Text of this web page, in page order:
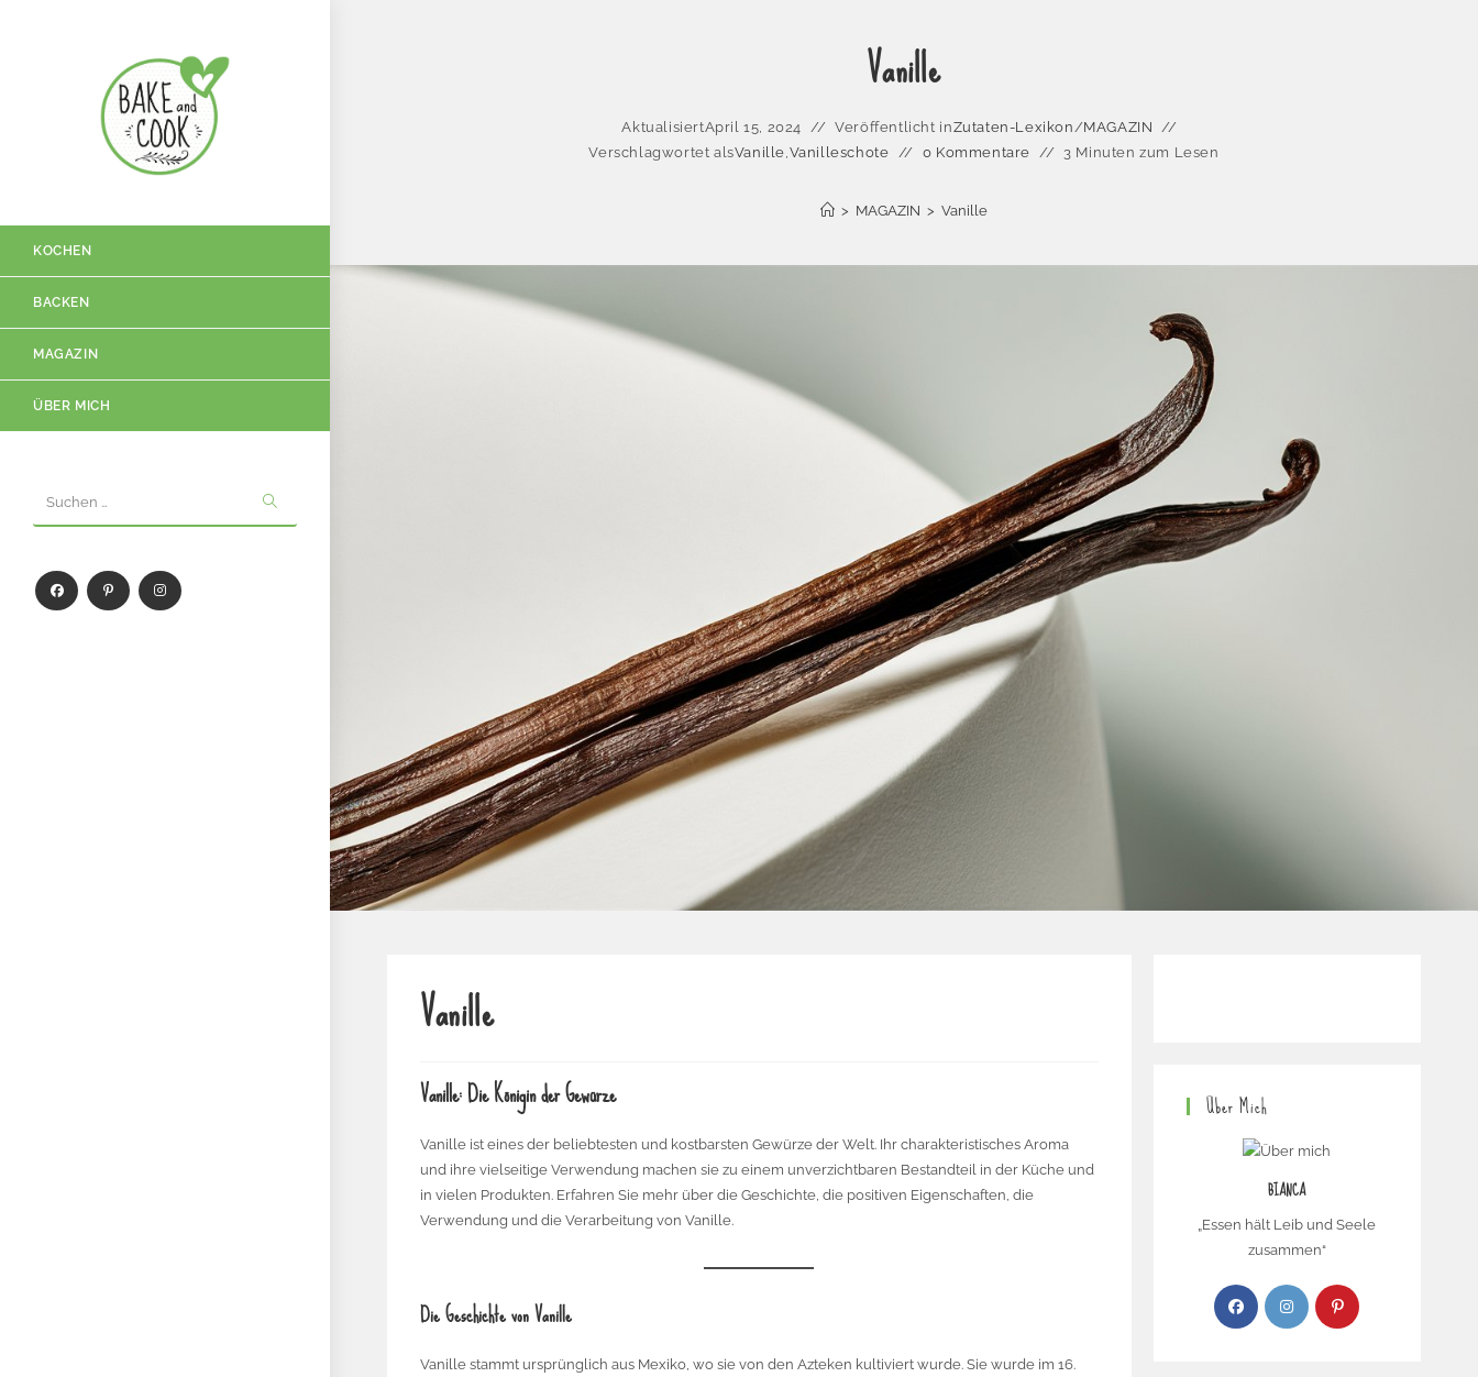
KOCHEN
BACKEN
MAGAZIN
ÜBER MICH
Suchen …
Vanille
AktualisiertApril 15, 2024 Veröffentlicht inZutaten-Lexikon/MAGAZIN
Verschlagwortet alsVanille,Vanilleschote 0 Kommentare 3 Minuten zum Lesen
> MAGAZIN > Vanille
Vanille
Vanille: Die Königin der Gewürze
Vanille ist eines der beliebtesten und kostbarsten Gewürze der Welt. Ihr charakteristisches Aroma
und ihre vielseitige Verwendung machen sie zu einem unverzichtbaren Bestandteil in der Küche und
in vielen Produkten. Erfahren Sie mehr über die Geschichte, die positiven Eigenschaften, die
Verwendung und die Verarbeitung von Vanille.
Die Geschichte von Vanille
Vanille stammt ursprünglich aus Mexiko, wo sie von den Azteken kultiviert wurde. Sie wurde im 16.
Über Mich
BIANCA
„Essen hält Leib und Seele
zusammen“